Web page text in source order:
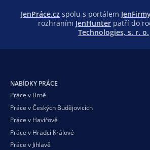
JenPráce.cz spolu s portálem
rozhraním JenHunter patří do
Technologies, s. r. o.
NABÍDKY PRÁCE
Práce v Brně
Práce v Českých Budějovicích
Práce v Havířově
Práce v Hradci Králové
Práce v Jihlavě